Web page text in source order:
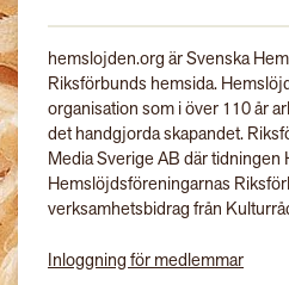
hemslojden.org är Svenska
Riksförbunds hemsida.
organisation som i över 110 år
det handgjorda skapandet.
Media Sverige AB där tidningen
Hemslöjdsföreningarnas
verksamhetsbidrag från
Inloggning för medlemmar